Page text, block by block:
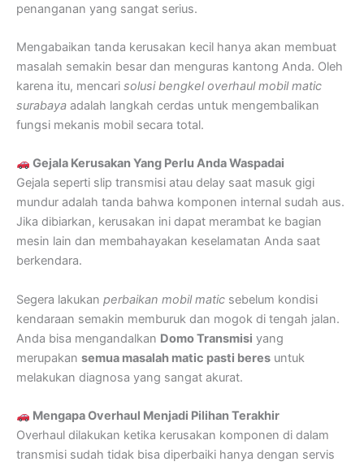
penanganan yang sangat serius.
Mengabaikan tanda kerusakan kecil hanya akan membuat
masalah semakin besar dan menguras kantong Anda. Oleh
karena itu, mencari solusi bengkel overhaul mobil matic
surabaya adalah langkah cerdas untuk mengembalikan
fungsi mekanis mobil secara total.
Gejala Kerusakan Yang Perlu Anda Waspadai
Gejala seperti slip transmisi atau delay saat masuk gigi
mundur adalah tanda bahwa komponen internal sudah aus.
Jika dibiarkan, kerusakan ini dapat merambat ke bagian
mesin lain dan membahayakan keselamatan Anda saat
berkendara.
Segera lakukan perbaikan mobil matic sebelum kondisi
kendaraan semakin memburuk dan mogok di tengah jalan.
Anda bisa mengandalkan Domo Transmisi yang
merupakan semua masalah matic pasti beres untuk
melakukan diagnosa yang sangat akurat.
Mengapa Overhaul Menjadi Pilihan Terakhir
Overhaul dilakukan ketika kerusakan komponen di dalam
transmisi sudah tidak bisa diperbaiki hanya dengan servis